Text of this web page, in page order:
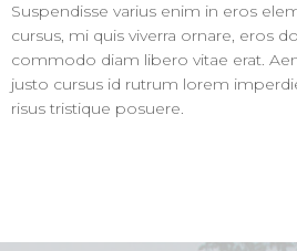
Suspendisse varius enim in eros
cursus, mi quis viverra ornare, eros
commodo diam libero vitae erat.
justo cursus id rutrum lorem
risus tristique posuere.